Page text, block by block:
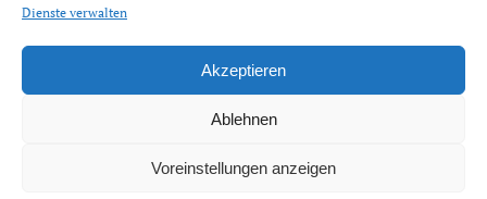
Dienste verwalten
Akzeptieren
Ablehnen
Voreinstellungen anzeigen
steht geschrieben: »Ihr sollt heilig sein, denn ich bin
heilig.«